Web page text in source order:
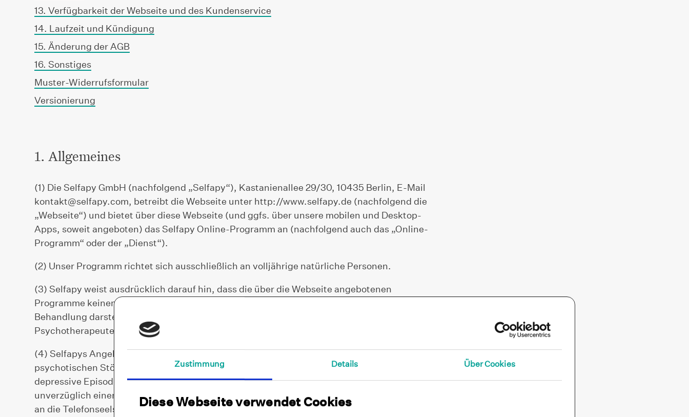
Zustimmung Details Über Cookies
Diese Webseite verwendet Cookies
13. Verfügbarkeit der Webseite und des Kundenservice
14. Laufzeit und Kündigung
15. Änderung der AGB
16. Sonstiges
Muster-Widerrufsformular
Versionierung
1. Allgemeines
(1) Die Selfapy GmbH (nachfolgend „Selfapy“), Kastanienallee 29/30, 10435 Berlin, E-Mail
kontakt@selfapy.com, betreibt die Webseite unter http://www.selfapy.de (nachfolgend die
„Webseite“) und bietet über diese Webseite (und ggfs. über unsere mobilen und Desktop-
Apps, soweit angeboten) das Selfapy Online-Programm an (nachfolgend auch das „Online-
Programm“ oder der „Dienst“).
(2) Unser Programm richtet sich ausschließlich an volljährige natürliche Personen.
(3) Selfapy weist ausdrücklich darauf hin, dass die über die Webseite angebotenen
Programme keinen Ersatz für eine Diagnose oder ärztliche bzw. psychotherapeutische
Behandlung darstellen. Selfapys unterstützende Psychologen sind keine Ärzte oder
Psychotherapeuten.
(4) Selfapys Angebote richten sich nicht an Nutzer, bei denen eine bipolare Störung, eine
psychotischen Störung (z. B. Schizophrenie), eine akute Substanzabhängigkeit, eine schwere
depressive Episode oder akute Suizidalität vorliegt. Selfapy empfiehlt solchen Nutzern
unverzüglich einen Arzt oder Psychotherapeuten aufzusuchen oder sic bei akuter Suizidalität
an die Telefonseelsorge, die deutsche Depressionshilfe oder die Polizei zu wenden.